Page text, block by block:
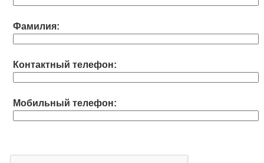
Фамилия:
Контактный телефон:
Мобильный телефон: